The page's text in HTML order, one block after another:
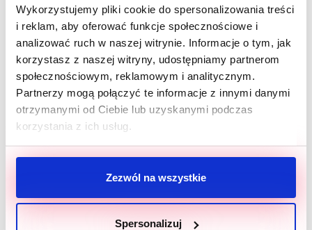
Wykorzystujemy pliki cookie do spersonalizowania treści
i reklam, aby oferować funkcje społecznościowe i
analizować ruch w naszej witrynie. Informacje o tym, jak
korzystasz z naszej witryny, udostępniamy partnerom
społecznościowym, reklamowym i analitycznym.
Partnerzy mogą połączyć te informacje z innymi danymi
otrzymanymi od Ciebie lub uzyskanymi podczas
korzystania z ich usług.
Zezwól na wszystkie
Spersonalizuj
Poznaj najnowsze smaki:
Carnilove True Fresh Turkey Puppy dla szczeniąt
Carnilove True Fresh Chicken Junior Large Breed
dla młodych psów ras dużych
Carnilove True Fresh Fish Adult Small Breed dla
dorosłych psów ras małych
Carnilove True Fresh Duck Large Breed dla
dorosłych psów ras dużych
Carnilove True Fresh Chicken Senior & Healthy
Weight pomagająca utrzymać odpowiednią masę
ciała oraz dedykowana psom starszym